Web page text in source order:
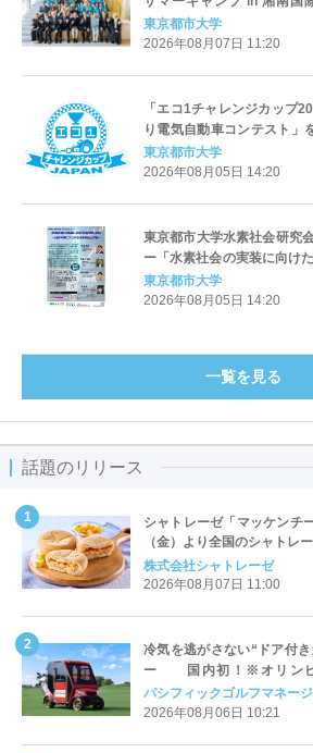
Camp in Japan 2026）を
参加し交流を深める
東京都市大学
2026年08月07日 11:20
「エコ1チャレンジカップ
り電気自動車コンテスト」
ートドライブ」をテーマに
東京都市大学、日産自動車が
東京都市大学
2026年08月05日 14:20
東京都市大学水素社会研究
ー「水素社会の実装に向け
つながる技術実証と評価 ―」
東京都市大学
2026年08月05日 14:20
一覧を見る
話題のリリース
シャトレーゼ「マッケンチ
（金）より全国のシャトレ
株式会社シャトレーゼ
2026年08月07日 11:00
冷気を逃がさない“ドア付
ー 国内初！※オリンピ
Cart（エアコンカート）
パシフィックゴルフマネー
2026年08月06日 10:21